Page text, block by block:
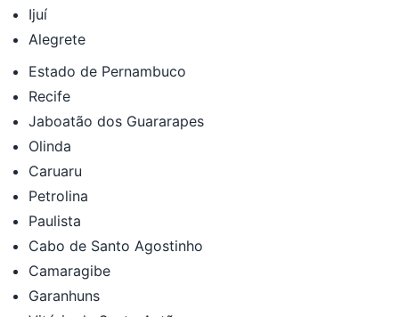
Ijuí
Alegrete
Estado de Pernambuco
Recife
Jaboatão dos Guararapes
Olinda
Caruaru
Petrolina
Paulista
Cabo de Santo Agostinho
Camaragibe
Garanhuns